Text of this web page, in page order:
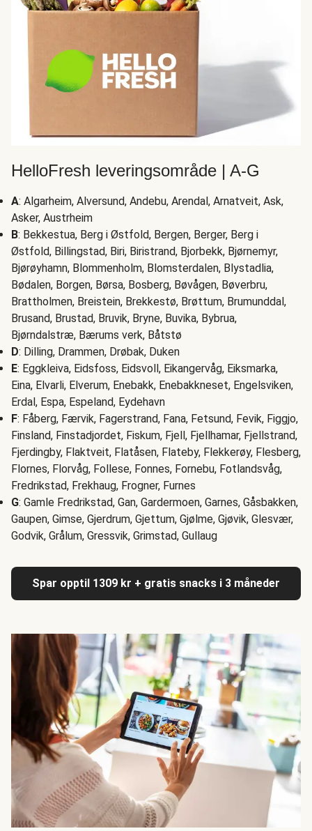
HelloFresh leveringsområde | A-G
A: Algarheim, Alversund, Andebu, Arendal, Arnatveit, Ask,
Asker, Austrheim
B: Bekkestua, Berg i Østfold, Bergen, Berger, Berg i
Østfold, Billingstad, Biri, Biristrand, Bjorbekk, Bjørnemyr,
Bjørøyhamn, Blommenholm, Blomsterdalen, Blystadlia,
Bødalen, Borgen, Børsa, Bosberg, Bøvågen, Bøverbru,
Brattholmen, Breistein, Brekkestø, Brøttum, Brumunddal,
Brusand, Brustad, Bruvik, Bryne, Buvika, Bybrua,
Bjørndalstræ, Bærums verk, Båtstø
D: Dilling, Drammen, Drøbak, Duken
E: Eggkleiva, Eidsfoss, Eidsvoll, Eikangervåg, Eiksmarka,
Eina, Elvarli, Elverum, Enebakk, Enebakkneset, Engelsviken,
Erdal, Espa, Espeland, Eydehavn
F: Fåberg, Færvik, Fagerstrand, Fana, Fetsund, Fevik, Figgjo,
Finsland, Finstadjordet, Fiskum, Fjell, Fjellhamar, Fjellstrand,
Fjerdingby, Flaktveit, Flatåsen, Flateby, Flekkerøy, Flesberg,
Flornes, Florvåg, Follese, Fonnes, Fornebu, Fotlandsvåg,
Fredrikstad, Frekhaug, Frogner, Furnes
G: Gamle Fredrikstad, Gan, Gardermoen, Garnes, Gåsbakken,
Gaupen, Gimse, Gjerdrum, Gjettum, Gjølme, Gjøvik, Glesvær,
Godvik, Grålum, Gressvik, Grimstad, Gullaug
Spar opptil 1309 kr + gratis snacks i 3 måneder